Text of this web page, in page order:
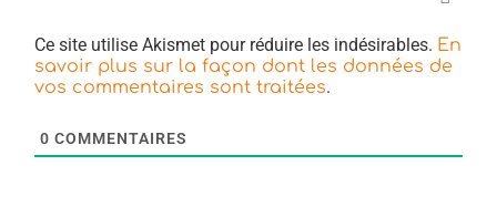
Ce site utilise Akismet pour réduire les indésirables. En
savoir plus sur la façon dont les données de
vos commentaires sont traitées.
0 COMMENTAIRES